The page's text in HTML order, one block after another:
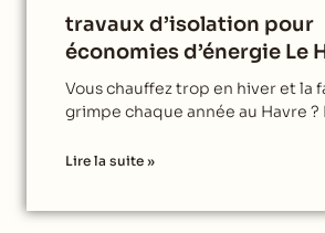
travaux d’isolation pour
économies d’énergie Le
Vous chauffez trop en hiver et la
grimpe chaque année au Havre ?
Lire la suite »